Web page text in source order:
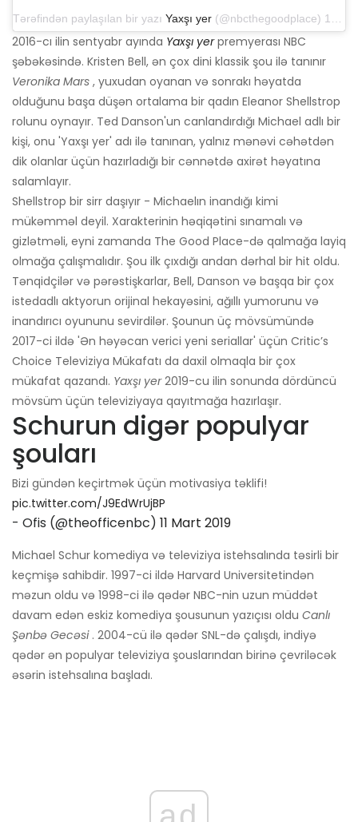
Tərəfindən paylaşılan bir yazı Yaxşı yer (@nbcthegoodplace) 19 Fevral 2019-cu il, saat 7: 30-da PST
2016-cı ilin sentyabr ayında Yaxşı yer premyerası NBC
şəbəkəsində. Kristen Bell, ən çox dini klassik şou ilə tanınır
Veronika Mars , yuxudan oyanan və sonrakı həyatda
olduğunu başa düşən ortalama bir qadın Eleanor Shellstrop
rolunu oynayır. Ted Danson'un canlandırdığı Michael adlı bir
kişi, onu 'Yaxşı yer' adı ilə tanınan, yalnız mənəvi cəhətdən
dik olanlar üçün hazırladığı bir cənnətdə axirət həyatına
salamlayır.
Shellstrop bir sirr daşıyır - Michaelın inandığı kimi
mükəmməl deyil. Xarakterinin həqiqətini sınamalı və
gizlətməli, eyni zamanda The Good Place-də qalmağa layiq
olmağa çalışmalıdır. Şou ilk çıxdığı andan dərhal bir hit oldu.
Tənqidçilər və pərəstişkarlar, Bell, Danson və başqa bir çox
istedadlı aktyorun orijinal hekayəsini, ağıllı yumorunu və
inandırıcı oyununu sevirdilər. Şounun üç mövsümündə
2017-ci ildə 'Ən həyəcan verici yeni seriallar' üçün Critic’s
Choice Televiziya Mükafatı da daxil olmaqla bir çox
mükafat qazandı. Yaxşı yer2019-cu ilin sonunda dördüncü
mövsüm üçün televiziyaya qayıtmağa hazırlaşır.
Schurun ​​digər populyar
şouları
Bizi gündən keçirtmək üçün motivasiya təklifi!
pic.twitter.com/J9EdWrUjBP
- Ofis (@theofficenbc) 11 Mart 2019
Michael Schur komediya və televiziya istehsalında təsirli bir
keçmişə sahibdir. 1997-ci ildə Harvard Universitetindən
məzun oldu və 1998-ci ilə qədər NBC-nin uzun müddət
davam edən eskiz komediya şousunun yazıçısı oldu Canlı
Şənbə Gecəsi. 2004-cü ilə qədər SNL-də çalışdı, indiyə
qədər ən populyar televiziya şouslarından birinə çevriləcək
əsərin istehsalına başladı.